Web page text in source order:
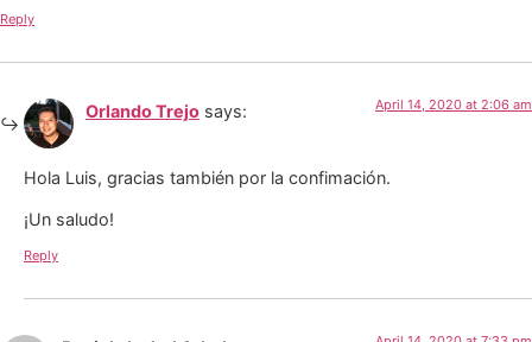
Reply
Orlando Trejo says: April 14, 2020 at 2:06 am
Hola Luis, gracias también por la confimación.
¡Un saludo!
Reply